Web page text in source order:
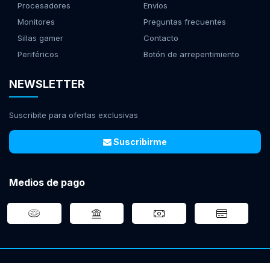
Procesadores
Monitores
Sillas gamer
Periféricos
Envíos
Preguntas frecuentes
Contacto
Botón de arrepentimiento
NEWSLETTER
Suscribite para ofertas exclusivas
Suscribirme
Medios de pago